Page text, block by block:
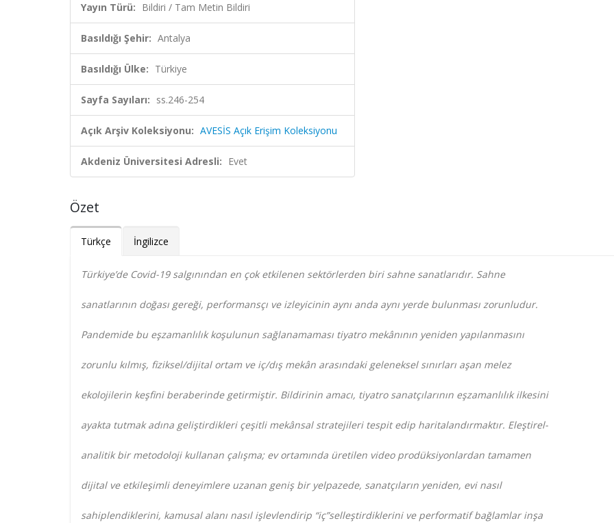
Yayın Türü: Bildiri / Tam Metin Bildiri
Basıldığı Şehir: Antalya
Basıldığı Ülke: Türkiye
Sayfa Sayıları: ss.246-254
Açık Arşiv Koleksiyonu: AVESİS Açık Erişim Koleksiyonu
Akdeniz Üniversitesi Adresli: Evet
Özet
Türkçe İngilizce
Türkiye’de Covid-19 salgınından en çok etkilenen sektörlerden biri sahne sanatlarıdır. Sahne
sanatlarının doğası gereği, performansçı ve izleyicinin aynı anda aynı yerde bulunması zorunludur.
Pandemide bu eşzamanlılık koşulunun sağlanamaması tiyatro mekânının yeniden yapılanmasını
zorunlu kılmış, fiziksel/dijital ortam ve iç/dış mekân arasındaki geleneksel sınırları aşan melez
ekolojilerin keşfini beraberinde getirmiştir. Bildirinin amacı, tiyatro sanatçılarının eşzamanlılık ilkesini
ayakta tutmak adına geliştirdikleri çeşitli mekânsal stratejileri tespit edip haritalandırmaktır. Eleştirel-
analitik bir metodoloji kullanan çalışma; ev ortamında üretilen video prodüksiyonlardan tamamen
dijital ve etkileşimli deneyimlere uzanan geniş bir yelpazede, sanatçıların yeniden, evi nasıl
sahiplendiklerini, kamusal alanı nasıl işlevlendirip “iç”selleştirdiklerini ve performatif bağlamlar inşa